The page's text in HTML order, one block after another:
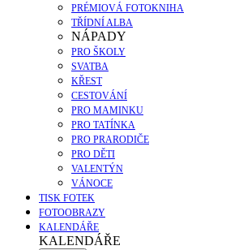
PRÉMIOVÁ FOTOKNIHA
TŘÍDNÍ ALBA
NÁPADY
PRO ŠKOLY
SVATBA
KŘEST
CESTOVÁNÍ
PRO MAMINKU
PRO TATÍNKA
PRO PRARODIČE
PRO DĚTI
VALENTÝN
VÁNOCE
TISK FOTEK
FOTOOBRAZY
KALENDÁŘE
KALENDÁŘE